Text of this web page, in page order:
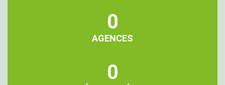
0
AGENCES
0